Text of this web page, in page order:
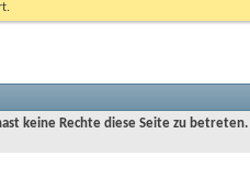
keine Rechte diese Seite zu